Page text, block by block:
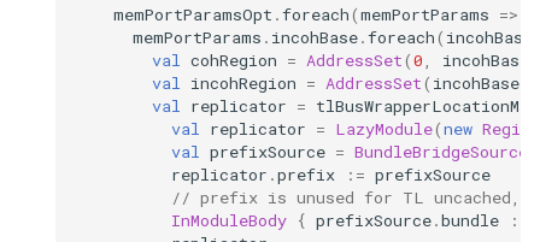
memPortParamsOpt .foreach(memPortParams =>
memPortParams . incohBase.foreach( incohBase
val cohRegion = AddressSet(0, incohBase
val incohRegion = AddressSet( incohBase
val replicator = tlBusWrapperLocationMap
val replicator = LazyModule(new
val prefixSource = BundleBridgeSource
replicator .prefix := prefixSource
// prefix is unused for TL uncached,
InModuleBody { prefixSource.bundle :=